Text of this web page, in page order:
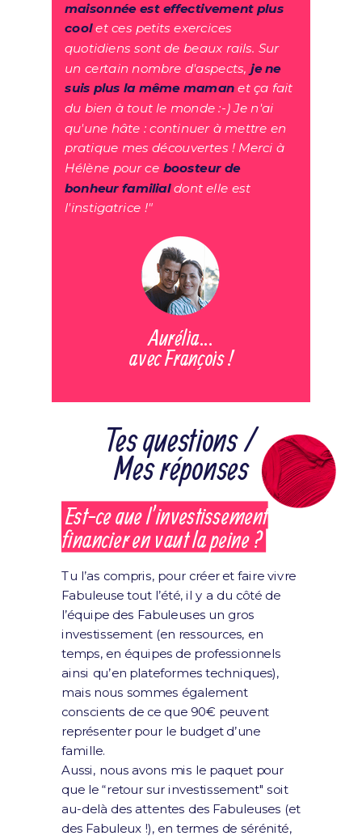
Tes questions /
Mes réponses
maisonnée est effectivement plus
cool et ces petits exercices
quotidiens sont de beaux rails. Sur
un certain nombre d'aspects, je ne
suis plus la même mamanet ça fait
du bien à tout le monde :-) Je n'ai
qu'une hâte : continuer à mettre en
pratique mes découvertes ! Merci à
Hélène pour ce boosteur de
bonheur familial dont elle est
l'instigatrice !"
Aurélia...
avec François !
Est-ce que l’investissement
financier en vaut la peine ?
Tu l’as compris, pour créer et faire vivre
Fabuleuse tout l’été, il y a du côté de
l’équipe des Fabuleuses un gros
investissement (en ressources, en
temps, en équipes de professionnels
ainsi qu’en plateformes techniques),
mais nous sommes également
conscients de ce que 90€ peuvent
représenter pour le budget d’une
famille.
Aussi, nous avons mis le paquet pour
que le “retour sur investissement" soit
au-delà des attentes des Fabuleuses (et
des Fabuleux !), en termes de sérénité,